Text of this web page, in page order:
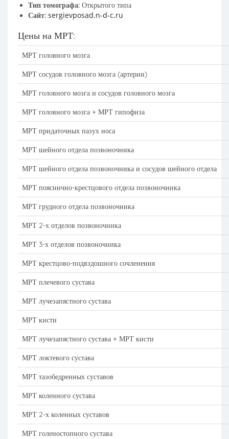
Тип томографа: Открытого типа
Сайт: sergievposad.n-d-c.ru
Цены на МРТ:
МРТ головного мозга
МРТ сосудов головного мозга (артерии)
МРТ головного мозга и сосудов головного мозга
МРТ головного мозга + МРТ гипофиза
МРТ придаточных пазух носа
МРТ шейного отдела позвоночника
МРТ шейного отдела позвоночника и сосудов шейного отдела
МРТ пояснично-крестцового отдела позвоночника
МРТ грудного отдела позвоночника
МРТ 2-х отделов позвоночника
МРТ 3-х отделов позвоночника
МРТ крестцово-подвздошного сочленения
МРТ плечевого сустава
МРТ лучезапястного сустава
МРТ кисти
МРТ лучезапястного сустава + МРТ кисти
МРТ локтевого сустава
МРТ тазобедренных суставов
МРТ коленного сустава
МРТ 2-х коленных суставов
МРТ голеностопного сустава